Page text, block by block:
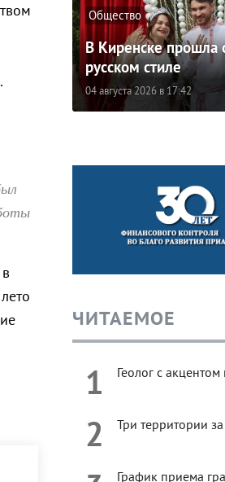
Общество
В Киренске прошла
русском стиле
04 августа 2026 в 17:42
ЧИТАЕМОЕ
1 Геолог с акцентом
2 Три территории
График приема